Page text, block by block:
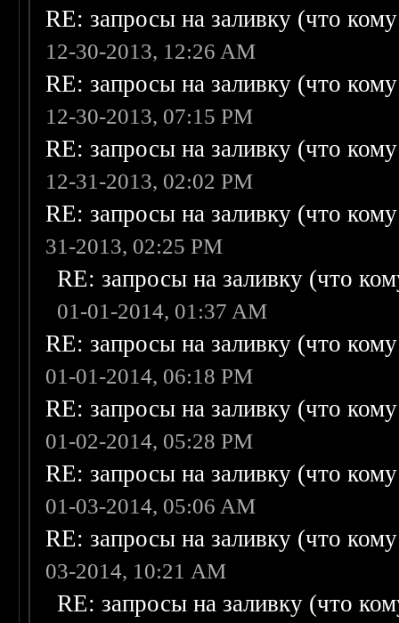
RE: запросы на заливку (что
12-30-2013, 12:26 AM
RE: запросы на заливку (что
12-30-2013, 07:15 PM
RE: запросы на заливку (что
12-31-2013, 02:02 PM
RE: запросы на заливку (что
31-2013, 02:25 PM
RE: запросы на заливку (что
01-01-2014, 01:37 AM
RE: запросы на заливку (что
01-01-2014, 06:18 PM
RE: запросы на заливку (что
01-02-2014, 05:28 PM
RE: запросы на заливку (что
01-03-2014, 05:06 AM
RE: запросы на заливку (что
03-2014, 10:21 AM
RE: запросы на заливку (что